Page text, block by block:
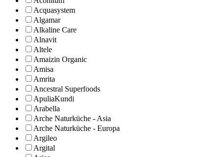
Acquasystem
Algamar
Alkaline Care
Alnavit
Altele
Amaizin Organic
Amisa
Amrita
Ancestral Superfoods
ApuliaKundi
Arabella
Arche Naturküche - Asia
Arche Naturküche - Europa
Argileo
Argital